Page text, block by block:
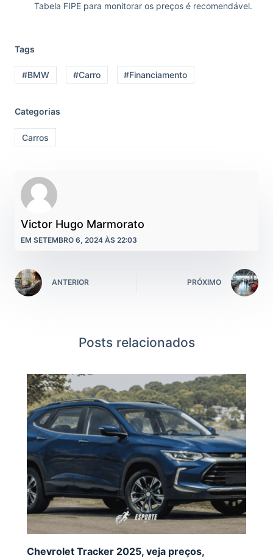
Tabela FIPE para monitorar os preços é recomendável.
Tags
#BMW #Carro #Financiamento
Categorias
Carros
Victor Hugo Marmorato
EM SETEMBRO 6, 2024 ÀS 22:03
ANTERIOR PRÓXIMO
Posts relacionados
Chevrolet Tracker 2025, veja preços,